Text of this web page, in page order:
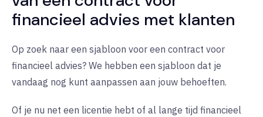
financieel advies met klanten
Op zoek naar een sjabloon voor een contract voor
financieel advies? We hebben een sjabloon dat je
vandaag nog kunt aanpassen aan jouw behoeften.
Of je nu net een licentie hebt of al lange tijd financieel